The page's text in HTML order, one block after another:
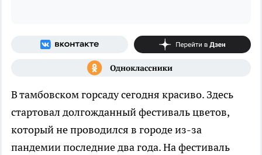
В тамбовском горсаду сегодня красиво. Здесь
стартовал долгожданный фестиваль цветов,
который не проводился в городе из-за
пандемии последние два года. На фестиваль